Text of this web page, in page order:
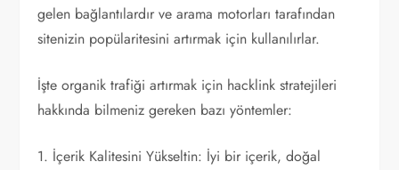
gelen bağlantılardır ve arama motorları tarafından
sitenizin popülaritesini artırmak için kullanılırlar.
İşte organik trafiği artırmak için hacklink stratejileri
hakkında bilmeniz gereken bazı yöntemler:
1. İçerik Kalitesini Yükseltin: İyi bir içerik, doğal